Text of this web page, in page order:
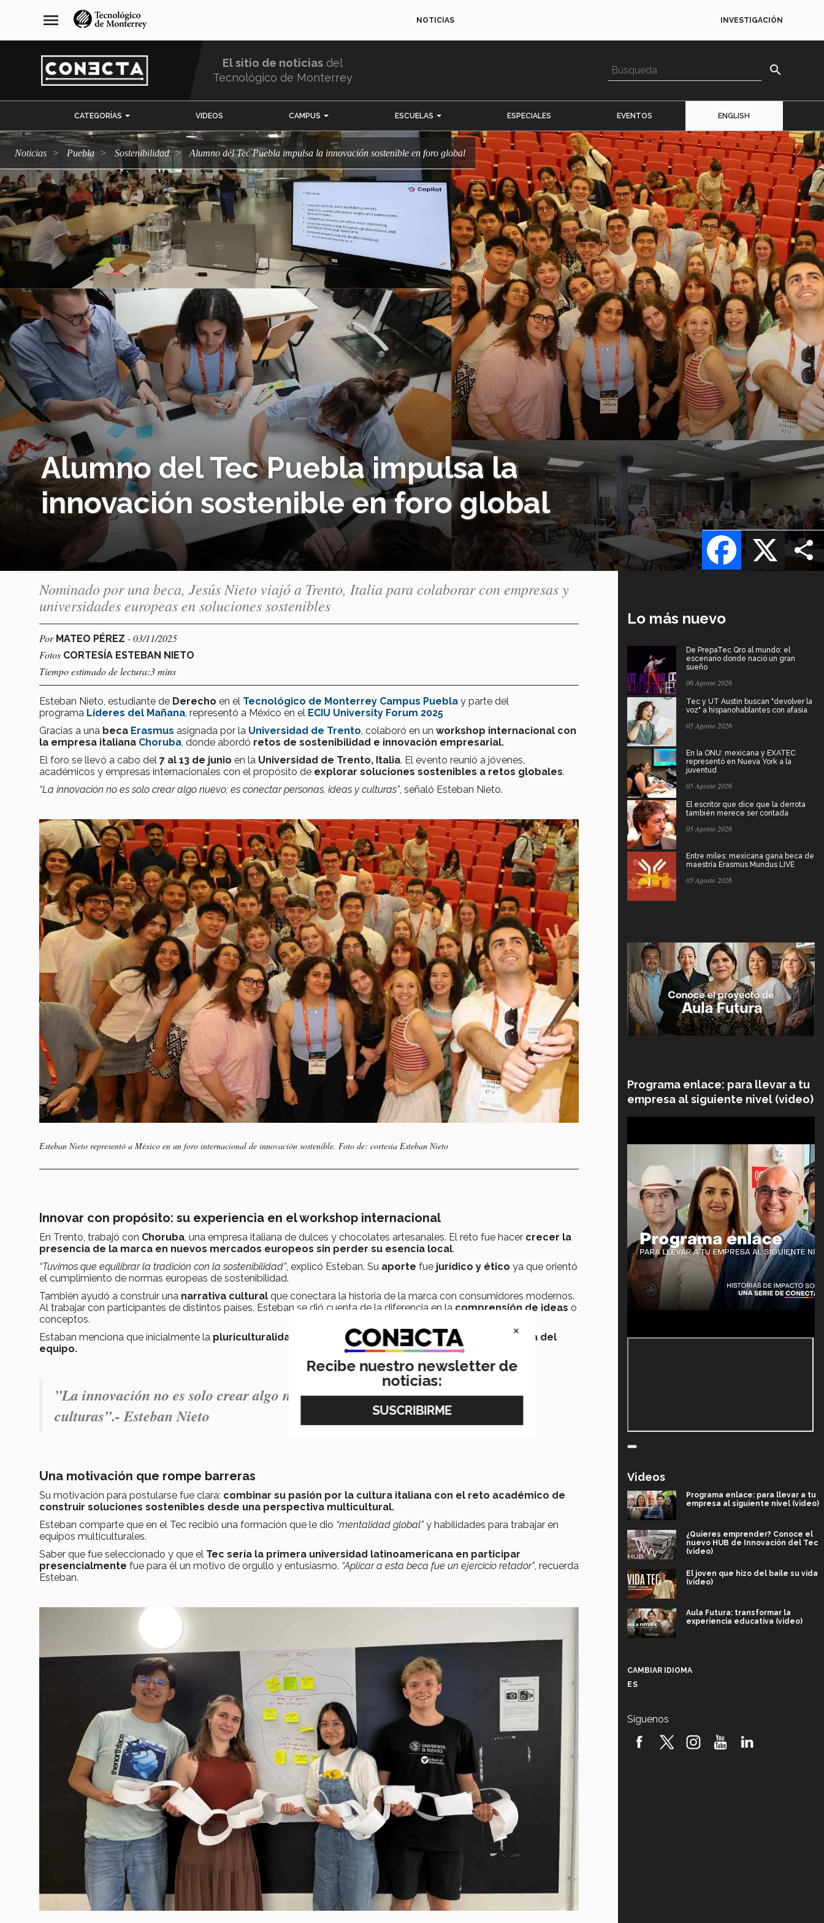
navegación
principal
menu NOTICIAS INVESTIGACIÓN
El sitio de noticias del
Tecnológico de Monterrey
search
CATEGORÍAS VIDEOS CAMPUS ESCUELAS ESPECIALES EVENTOS ENGLISH
Noticias Puebla sostenibilidad Alumno del Tec Puebla impulsa la innovación sostenible en foro global
Alumno del Tec Puebla impulsa la
innovación sostenible en foro global
X
Facebook
Nominado por una beca, Jesús Nieto viajó a Trento, Italia para colaborar con empresas y
universidades europeas en soluciones sostenibles
Por MATEO PÉREZ - 03/11/2025
Fotos CORTESÍA ESTEBAN NIETO
Tiempo estimado de lectura:3 mins
Esteban Nieto, estudiante de Derecho en el Tecnológico de Monterrey Campus Puebla y parte del
programa Líderes del Mañana , representó a México en el ECIU University Forum 2025
Gracias a una beca Erasmus asignada por la Universidad de Trento , colaboró en un workshop internacional con
la empresa italiana Choruba , donde abordó retos de sostenibilidad e innovación empresarial.
El foro se llevó a cabo del 7 al 13 de junio en la Universidad de Trento, Italia. El evento reunió a jóvenes,
académicos y empresas internacionales con el propósito de explorar soluciones sostenibles a retos globales.
“La innovación no es solo crear algo nuevo; es conectar personas, ideas y culturas”, señaló Esteban Nieto.
Esteban Nieto representó a México en un foro internacional de innovación sostenible. Foto de: cortesía Esteban Nieto
Innovar con propósito: su experiencia en el workshop internacional
En Trento, trabajó con Choruba , una empresa italiana de dulces y chocolates artesanales. El reto fue hacer crecer la
presencia de la marca en nuevos mercados europeos sin perder su esencia local.
“Tuvimos que equilibrar la tradición con la sostenibilidad”, explicó Esteban. Su aporte fue jurídico y ético ya que orientó
el cumplimiento de normas europeas de sostenibilidad.
También ayudó a construir una narrativa cultural que conectara la historia de la marca con consumidores modernos.
Al trabajar con participantes de distintos países, Esteban se dió cuenta de la diferencia en la comprensión de ideas o
conceptos.
Estaban menciona que inicialmente la pluriculturalidad fue un reto pero terminó siendo la mayor fortaleza del
equipo.
”La innovación no es solo crear algo nuevo; es conectar personas, ideas y
culturas”.- Esteban Nieto
Una motivación que rompe barreras
Su motivación para postularse fue clara: combinar su pasión por la cultura italiana con el reto académico de
construir soluciones sostenibles desde una perspectiva multicultural.
Esteban comparte que en el Tec recibió una formación que le dio “mentalidad global”y habilidades para trabajar en
equipos multiculturales.
Saber que fue seleccionado y que el Tec sería la primera universidad latinoamericana en participar
presencialmente fue para él un motivo de orgullo y entusiasmo. “Aplicar a esta beca fue un ejercicio retador”, recuerda
Esteban.
Lo más nuevo
De PrepaTec Qro al mundo: el
escenario donde nació un gran
sueño
06 Agosto 2026
Tec y UT Austin buscan "devolver la
voz" a hispanohablantes con afasia
05 Agosto 2026
En la ONU: mexicana y EXATEC
representó en Nueva York a la
juventud
05 Agosto 2026
El escritor que dice que la derrota
también merece ser contada
05 Agosto 2026
Entre miles: mexicana gana beca de
maestría Erasmus Mundus LIVE
05 Agosto 2026
Programa enlace: para llevar a tu
empresa al siguiente nivel (video)
Videos
Programa enlace: para llevar a tu
empresa al siguiente nivel (video)
¿Quieres emprender? Conoce el
nuevo HUB de Innovación del Tec
(video)
El joven que hizo del baile su vida
(video)
Aula Futura: transformar la
experiencia educativa (video)
robótica FIRST 2026! (video)
CAMBIAR IDIOMA
ES
Síguenos
×
Recibe nuestro newsletter de
noticias: